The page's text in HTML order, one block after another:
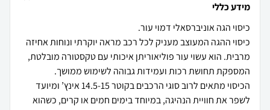
מידע כללי
כיסוי ההגה המעוצב מעניק לכל רכב מראה יוקרתי ונוחות אחיזה
מרבית. הוא עשוי עור פוליאוריתן איכותי עם טקסטורה מובלטת,
הכיסוי מתאים לרוב סוגי הרכבים בקוטר 14.5-15 אינץ’ ומיועד
לשפר את חוויית הנהיגה, במיוחד בימים חמים או קרים, כשהוא